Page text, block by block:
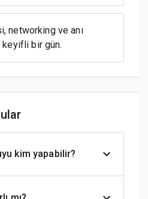
networking ve anı
bir gün.
kim yapabilir?